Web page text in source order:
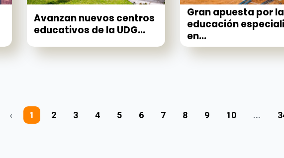
Avanzan nuevos centros
educativos de la UDG...
Gran apuesta por la
educación
en...
‹ 1 2 3 4 5 6 7 8 9 10 ...